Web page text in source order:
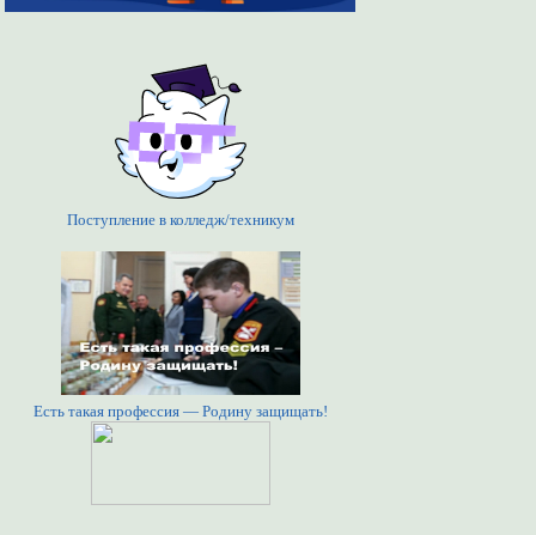
Поступление в колледж/техникум
Есть такая профессия — Родину защищать!